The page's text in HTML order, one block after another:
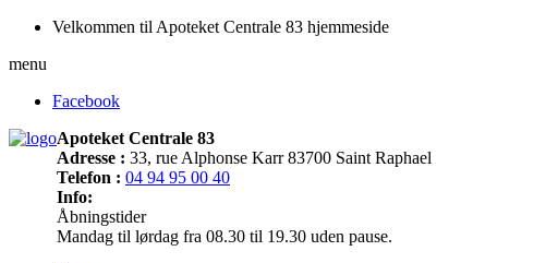
Velkommen til Apoteket Centrale 83 hjemmeside
menu
Facebook
Apoteket Centrale 83
Adresse : 33, rue Alphonse Karr 83700 Saint Raphael
Telefon : 04 94 95 00 40
Info:
Åbningstider
Mandag til lørdag fra 08.30 til 19.30 uden pause.